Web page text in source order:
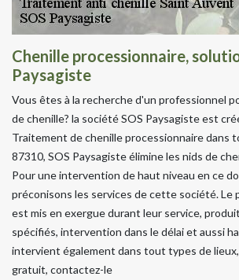
Chenille processionnaire,
Paysagiste
Vous êtes à la recherche d'un professionnel
de chenille? la société SOS Paysagiste est
Traitement de chenille processionnaire dans
87310, SOS Paysagiste élimine les nids de
Pour une intervention de haut niveau en ce
préconisons les services de cette société. Le
est mis en exergue durant leur service,
spécifiés, intervention dans le délai et aussi
intervient également dans tout types de
gratuit, contactez-le